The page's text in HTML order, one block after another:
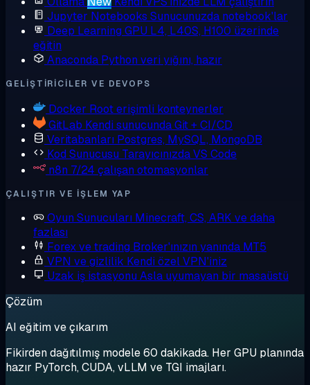
Jupyter Notebooks Sunucunuzda notebook'lar
Deep Learning GPU L4, L40S, H100 üzerinde
eğitin
Anaconda Python veri yığını, hazır
GELIŞTIRICILER VE DEVOPS
Docker Root erişimli konteynerler
GitLab Kendi sunucunda Git + CI/CD
Veritabanları Postgres, MySQL, MongoDB
Kod Sunucusu Tarayıcınızda VS Code
n8n 7/24 çalışan otomasyonlar
ÇALIŞTIR VE IŞLEM YAP
Oyun Sunucuları Minecraft, CS, ARK ve daha
fazlası
Forex ve trading Broker'ınızın yanında MT5
VPN ve gizlilik Kendi özel VPN'iniz
Uzak iş istasyonu Asla uyumayan bir masaüstü
Çözüm
AI eğitim ve çıkarım
Fikirden dağıtılmış modele 60 dakikada. Her GPU planında
hazır PyTorch, CUDA, vLLM ve TGI imajları.